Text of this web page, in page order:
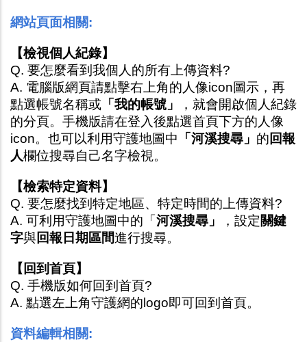
網站頁面相關:
【檢視個人紀錄】
Q. 要怎麼看到我個人的所有上傳資料?
A. 電腦版網頁請點擊右上角的人像icon圖示，再
點選帳號名稱或 「我的帳號」
，就會開啟個人紀錄
的分頁。手機版請在登入後點選首頁下方的人像
icon。也可以利用守護地圖中 「河溪搜尋」 的回報
人欄位搜尋自己名字檢視。
【檢索特定資料】
Q. 要怎麼找到特定地區、特定時間的上傳資料?
A. 可利用守護地圖中的「 河溪搜尋」 ，設定關鍵
字與回報日期區間進行搜尋。
【回到首頁】
Q. 手機版如何回到首頁?
A. 點選左上角守護網的logo即可回到首頁。
資料編輯相關: